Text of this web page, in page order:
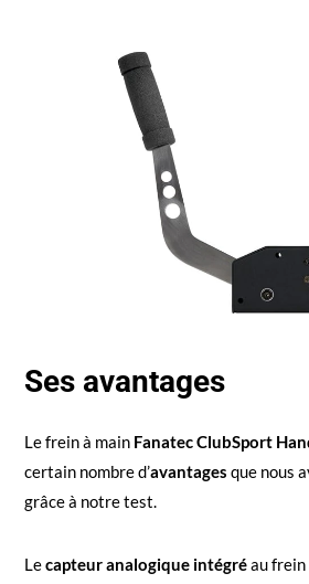
Ses avantages
Le frein à mainFanatec ClubSport
certain nombre d’avantages que nous
grâce à notre test.
Lecapteur analogique intégréau frein